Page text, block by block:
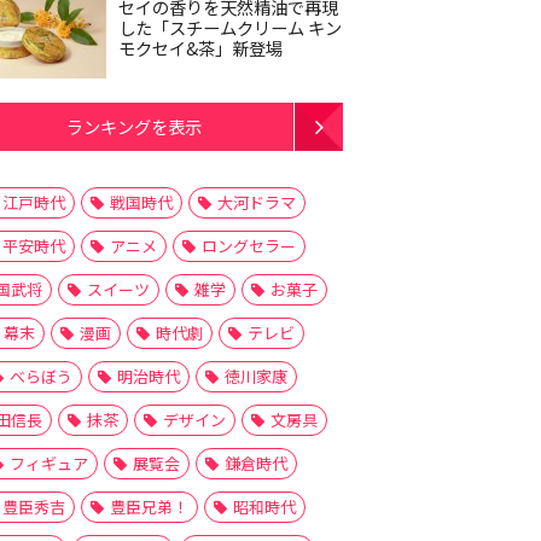
セイの香りを天然精油で再現
した「スチームクリーム キン
モクセイ&茶」新登場
ランキングを表示
江戸時代 戦国時代
大河ドラマ
平安時代
アニメ
ロングセラー
武将
スイーツ 雑学
お菓子
幕末
漫画 時代劇
テレビ
べらぼう
明治時代
徳川家康
信長
抹茶 デザイン
文房具
フィギュア
展覧会
鎌倉時代
豊臣秀吉
豊臣兄弟！
昭和時代